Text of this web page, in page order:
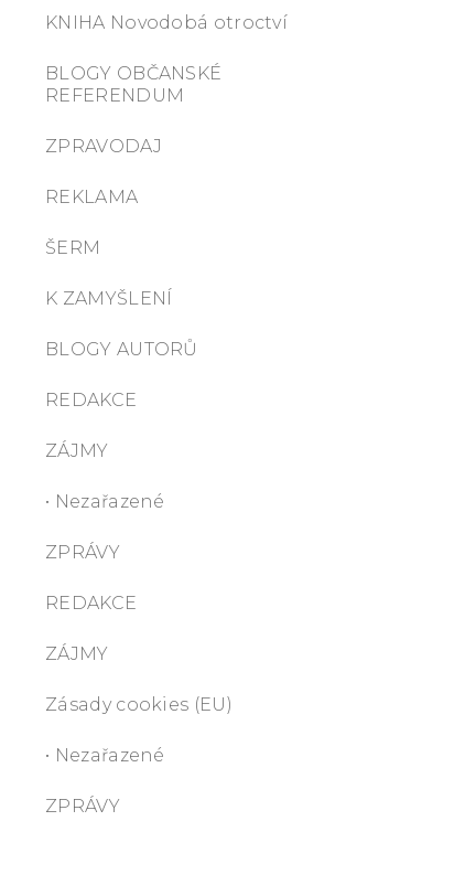
KNIHA Novodobá otroctví
BLOGY OBČANSKÉ
REFERENDUM
ZPRAVODAJ
REKLAMA
ŠERM
K ZAMYŠLENÍ
BLOGY AUTORŮ
REDAKCE
ZÁJMY
• Nezařazené
ZPRÁVY
REDAKCE
ZÁJMY
Zásady cookies (EU)
• Nezařazené
ZPRÁVY